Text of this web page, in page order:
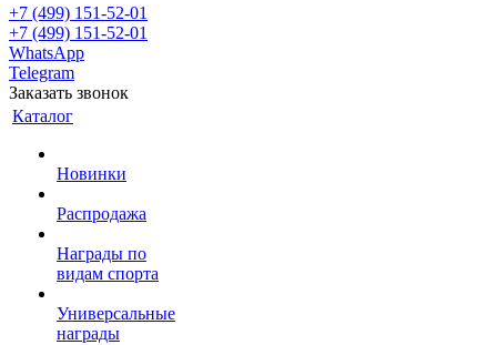
+7 (499) 151-52-01
+7 (499) 151-52-01
WhatsApp
Telegram
Заказать звонок
Каталог
Новинки
Распродажа
Награды по
видам спорта
Универсальные
награды